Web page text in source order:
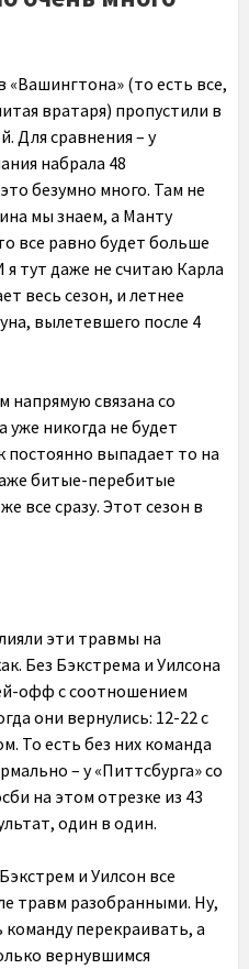
«Вашингтона» (то есть все,
вратаря) пропустили в
Для сравнения – у
набрала 48
безумно много. Там не
мы знаем, а Манту
все равно будет больше
тут даже не считаю Карла
весь сезон, и летнее
вылетевшего после 4
напрямую связана со
уже никогда не будет
выпадает то на
битые-перебитые
все сразу. Этот сезон в
эти травмы на
Без Бэкстрема и Уилсона
офф с соотношением
они вернулись: 12-22 с
То есть без них команда
– у «Питтсбурга» со
на этом отрезке из 43
один в один.
и Уилсон все
травм разобранными. Ну,
перекраивать, а
вернувшимся